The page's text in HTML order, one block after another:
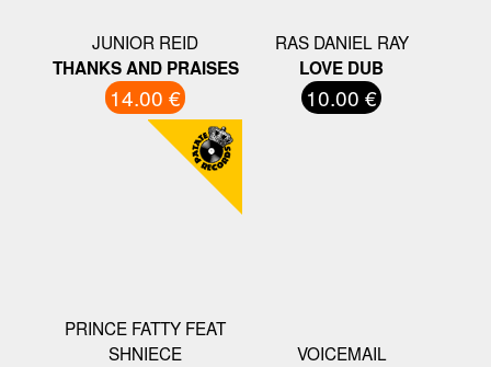
JUNIOR REID
THANKS AND PRAISES
14.00 €
RAS DANIEL RAY
LOVE DUB
10.00 €
PRINCE FATTY FEAT
SHNIECE
VOICEMAIL